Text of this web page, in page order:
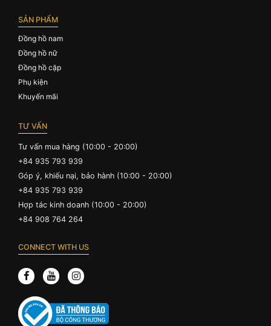
SẢN PHẨM
Đồng hồ nam
Đồng hồ nữ
Đồng hồ cặp
Phụ kiện
Khuyến mãi
TƯ VẤN
Tư vấn mua hàng (10:00 - 20:00)
+84 935 793 939
Góp ý, khiếu nại, bảo hành (10:00 - 20:00)
+84 935 793 939
Hợp tác kinh doanh (10:00 - 20:00)
+84 908 764 264
CONNECT WITH US